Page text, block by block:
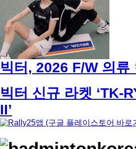
빅터, 2026 F/W 의류
빅터 신규 라켓 ‘TK-
II’